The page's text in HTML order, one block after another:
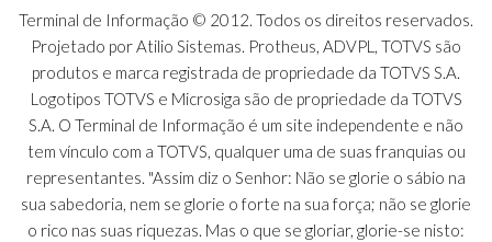
A1U - Intermediadores
A1V - Schemas - Gestao de Vendas
A1W - Campos do Schema
A1X - CFDI Complemento Carta Porte
A1Y - Carta Porte - Localizacoes
A1Z - Carta Porte - Operadores
A20 - Nota Explicativa - PCO
A21 - FONTES FINANC.PPA
A22 - Itens Fontes Financ.PPA
Terminal de Informação © 2012. Todos os direitos reservados.
Projetado por Atilio Sistemas. Protheus, ADVPL, TOTVS são
produtos e marca registrada de propriedade da TOTVS S.A.
Logotipos TOTVS e Microsiga são de propriedade da TOTVS
S.A. O Terminal de Informação é um site independente e não
tem vínculo com a TOTVS, qualquer uma de suas franquias ou
representantes. "Assim diz o Senhor: Não se glorie o sábio na
sua sabedoria, nem se glorie o forte na sua força; não se glorie
o rico nas suas riquezas. Mas o que se gloriar, glorie-se nisto: